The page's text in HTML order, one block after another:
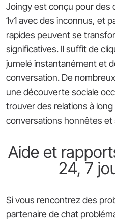
Joingy est conçu pour des
1v1 avec des inconnus, et
rapides peuvent se
significatives. Il suffit de
jumelé instantanément et
conversation. De
une découverte sociale
trouver des relations à
conversations honnêtes et
Aide et
24, 7
Si vous rencontrez des
partenaire de chat